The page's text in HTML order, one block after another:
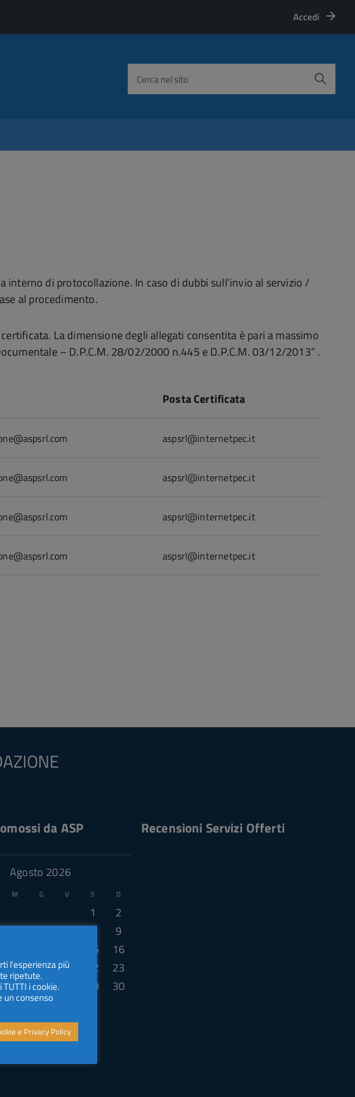
Accedi
Cerca nel sito
di protocollazione. In caso di dubbi sull’invio al servizio /
al procedimento.
La dimensione degli allegati consentita è pari a massimo
– D.P.C.M. 28/02/2000 n.445 e D.P.C.M. 03/12/2013” .
Posta Certificata
aspsrl@internetpec.it
aspsrl@internetpec.it
aspsrl@internetpec.it
aspsrl@internetpec.it
da ASP
Agosto 2026
M G V S D
1
2
5 6 7 8
9
15
16
19 20 21 22
23
26 27 29
30
Recensioni Servizi Offerti
l'esperienza più
ripetute.
i cookie.
un consenso
e Privacy Policy